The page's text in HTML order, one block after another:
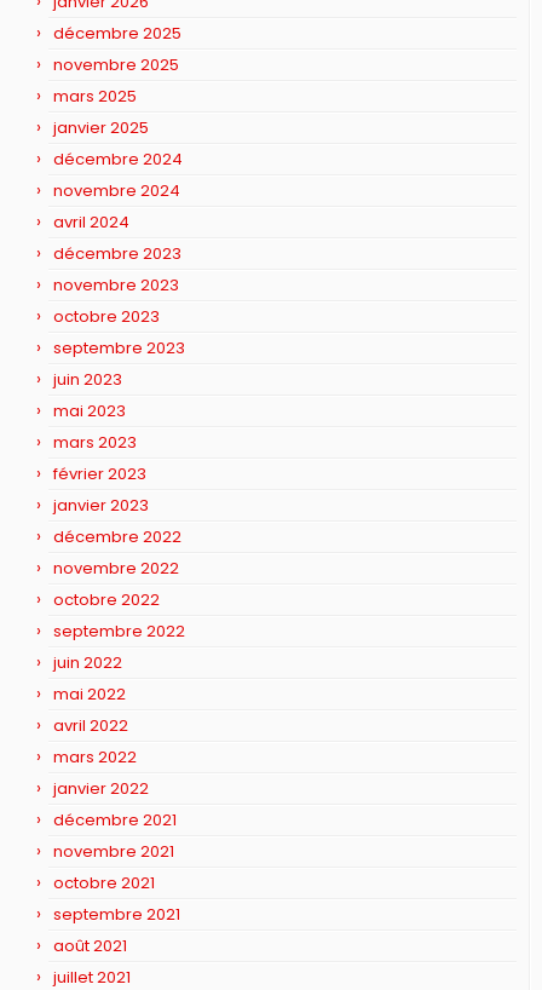
décembre 2025
novembre 2025
mars 2025
janvier 2025
décembre 2024
novembre 2024
avril 2024
décembre 2023
novembre 2023
octobre 2023
septembre 2023
juin 2023
mai 2023
mars 2023
février 2023
janvier 2023
décembre 2022
novembre 2022
octobre 2022
septembre 2022
juin 2022
mai 2022
avril 2022
mars 2022
janvier 2022
décembre 2021
novembre 2021
octobre 2021
septembre 2021
août 2021
juillet 2021